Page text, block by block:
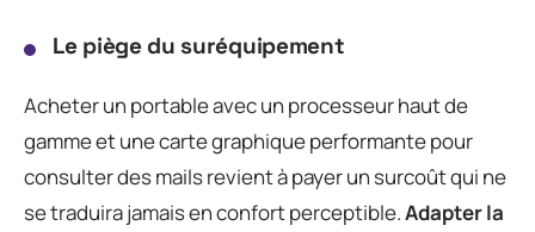
Le piège du suréquipement
Acheter un portable avec un processeur haut de
gamme et une carte graphique performante pour
consulter des mails revient à payer un surcoût qui ne
se traduira jamais en confort perceptible.Adapter la